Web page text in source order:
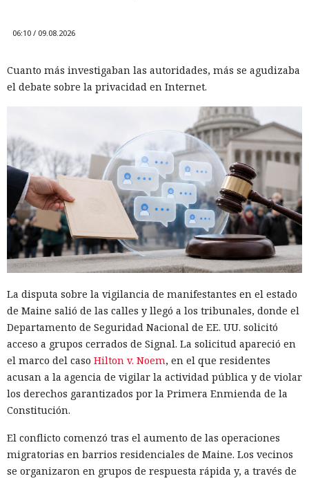
06:10 / 09.08.2026
Cuanto más investigaban las autoridades, más se agudizaba
el debate sobre la privacidad en Internet.
La disputa sobre la vigilancia de manifestantes en el estado
de Maine salió de las calles y llegó a los tribunales, donde el
Departamento de Seguridad Nacional de EE. UU. solicitó
acceso a grupos cerrados de Signal. La solicitud apareció en
el marco del caso Hilton v. Noem, en el que residentes
acusan a la agencia de vigilar la actividad pública y de violar
los derechos garantizados por la Primera Enmienda de la
Constitución.
El conflicto comenzó tras el aumento de las operaciones
migratorias en barrios residenciales de Maine. Los vecinos
se organizaron en grupos de respuesta rápida y, a través de